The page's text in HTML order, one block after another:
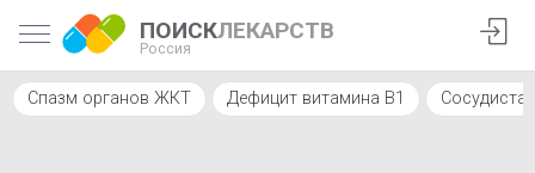
ПОИСКЛЕКАРСТВ
Россия
Спазм органов ЖКТ Дефицит витамина В1